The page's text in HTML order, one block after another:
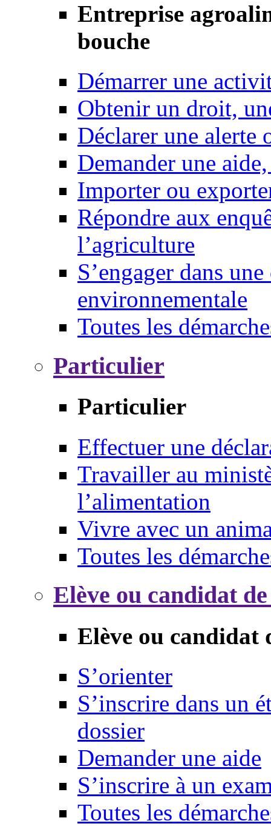
Entreprise
bouche
Démarrer une
Obtenir un droit,
Déclarer une alerte
Demander une
Importer ou
Répondre aux
l’agriculture
S’engager dans
environnementale
Toutes les
Particulier
Particulier
Effectuer une
Travailler au
l’alimentation
Vivre avec un
Toutes les
Elève ou candidat
Elève ou candidat
S’orienter
S’inscrire dans un
dossier
Demander une aide
S’inscrire à un
Toutes les